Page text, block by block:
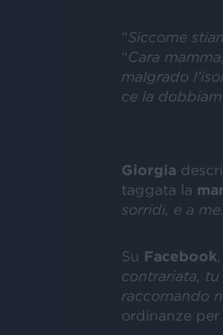
“Siccome
“Cara
malgrado
ce la
Giorgia
taggata la
sorridi, e a
Su Facebook
contrariata,
raccomando
ordinanze